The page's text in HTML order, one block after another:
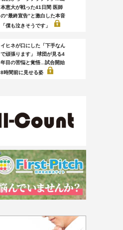
本恵大が戦った41日間 医師
の“最終宣告”と激白した本音
「僕も泣きそうです」
イヒネが口にした「下手なん
で頑張ります」 球団が見る4
年目の苦悩と覚悟...試合開始
8時間前に見せる姿